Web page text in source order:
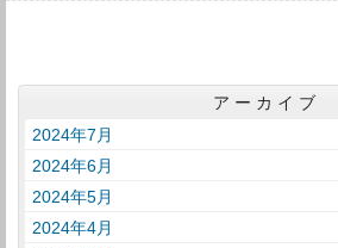
アーカイブ
2024年7月
2024年6月
2024年5月
2024年4月